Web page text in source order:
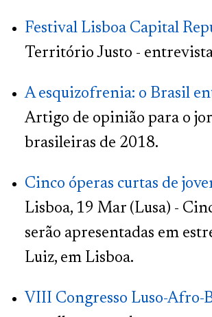
Festival Lisboa Capital
Território Justo -
A esquizofrenia: o Brasil
Artigo de opinião para o
brasileiras de 2018.
Cinco óperas curtas de
Lisboa, 19 Mar (Lusa) -
serão apresentadas em
Luiz, em Lisboa.
VIII Congresso Luso-Afro-